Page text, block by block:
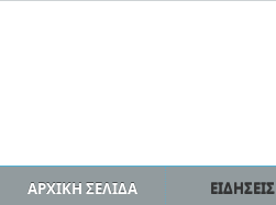
ΑΡΧΙΚΗ ΣΕΛΙΔΑ ΕΙΔΗΣΕΙΣ